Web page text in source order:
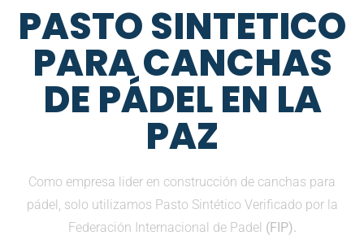
PASTO SINTETICO
PARA CANCHAS
DE PÁDEL EN LA
PAZ
Como empresa lider en construcción de canchas para
pádel, solo utilizamos Pasto Sintético Verificado por la
Federación Internacional de Padel (FIP).